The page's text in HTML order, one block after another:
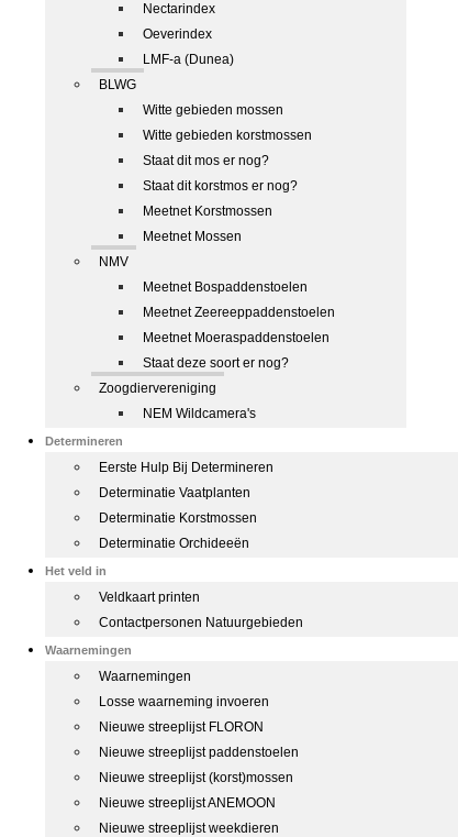
Nectarindex
Oeverindex
LMF-a (Dunea)
BLWG
Witte gebieden mossen
Witte gebieden korstmossen
Staat dit mos er nog?
Staat dit korstmos er nog?
Meetnet Korstmossen
Meetnet Mossen
NMV
Meetnet Bospaddenstoelen
Meetnet Zeereeppaddenstoelen
Meetnet Moeraspaddenstoelen
Staat deze soort er nog?
Zoogdiervereniging
NEM Wildcamera's
Determineren
Eerste Hulp Bij Determineren
Determinatie Vaatplanten
Determinatie Korstmossen
Determinatie Orchideeën
Het veld in
Veldkaart printen
Contactpersonen Natuurgebieden
Waarnemingen
Waarnemingen
Losse waarneming invoeren
Nieuwe streeplijst FLORON
Nieuwe streeplijst paddenstoelen
Nieuwe streeplijst (korst)mossen
Nieuwe streeplijst ANEMOON
Nieuwe streeplijst weekdieren